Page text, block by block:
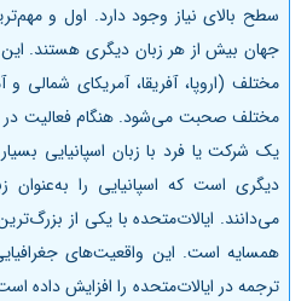
سطح بالای نیاز وجود دارد. اول و
جهان بیش از هر زبان دیگری هستند. این
مختلف صحبت می‌شود. هنگام فعالیت در
یک شرکت یا فرد با زبان اسپانیایی
دیگری است که اسپانیایی را به‌عنوان
می‌دانند. ایالات‌متحده با یکی از
همسایه است. این واقعیت‌های
ترجمه در ایالات‌متحده را افزایش داده